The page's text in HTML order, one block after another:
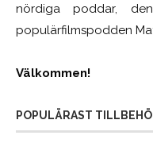
nördiga poddar,
populärfilmspodden
Välkommen!
POPULÄRAST